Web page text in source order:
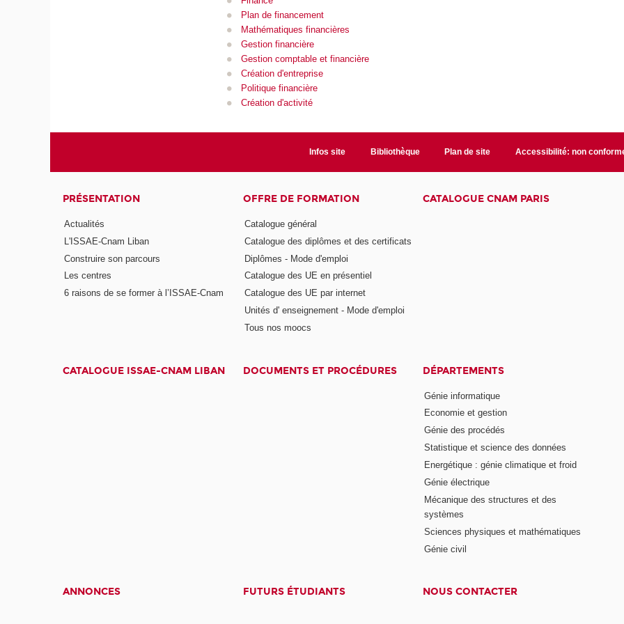
Plan de financement
Mathématiques financières
Gestion financière
Gestion comptable et financière
Création d'entreprise
Politique financière
Création d'activité
Infos site Bibliothèque Plan de site Accessibilité: non
PRÉSENTATION
Actualités
L'ISSAE-Cnam Liban
Construire son parcours
Les centres
6 raisons de se former à l’ISSAE-Cnam
OFFRE DE FORMATION
Catalogue général
Catalogue des diplômes et des certificats
Diplômes - Mode d'emploi
Catalogue des UE en présentiel
Catalogue des UE par internet
Unités d' enseignement - Mode d'emploi
Tous nos moocs
CATALOGUE CNAM PARIS
CATALOGUE ISSAE-CNAM LIBAN DOCUMENTS ET PROCÉDURES DÉPARTEMENTS
Génie informatique
Economie et gestion
Génie des procédés
Statistique et science des données
Energétique : génie climatique et froid
Génie électrique
Mécanique des structures et des
systèmes
Sciences physiques et mathématiques
Génie civil
ANNONCES FUTURS ÉTUDIANTS NOUS CONTACTER